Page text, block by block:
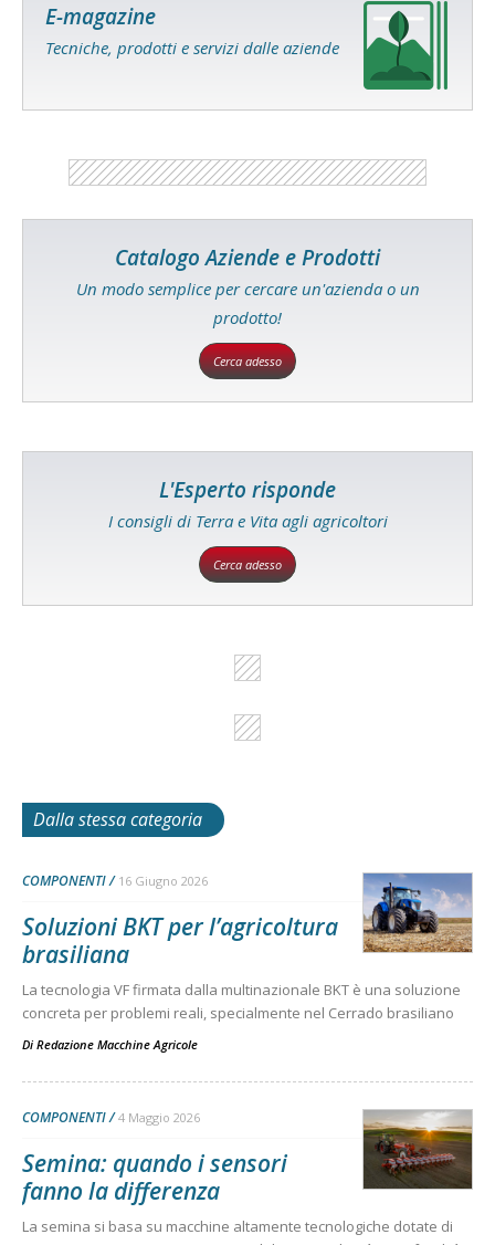
E-magazine
Tecniche, prodotti e servizi dalle aziende
Catalogo Aziende e Prodotti
Un modo semplice per cercare un'azienda o un
prodotto!
Cerca adesso
L'Esperto risponde
I consigli di Terra e Vita agli agricoltori
Cerca adesso
Dalla stessa categoria
COMPONENTI 16 Giugno 2026
Soluzioni BKT per l’agricoltura
brasiliana
La tecnologia VF firmata dalla multinazionale BKT è una soluzione
concreta per problemi reali, specialmente nel Cerrado brasiliano
Di Redazione Macchine Agricole
COMPONENTI 4 Maggio 2026
Semina: quando i sensori
fanno la differenza
La semina si basa su macchine altamente tecnologiche dotate di